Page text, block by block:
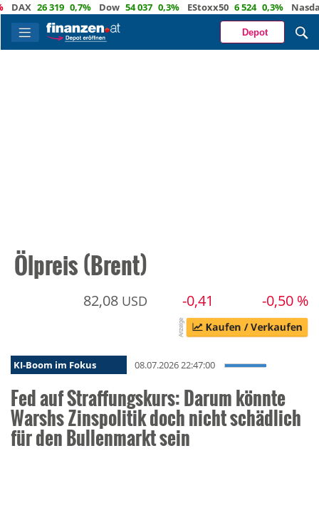
26 319 0,7% Dow 54 037 0,3% EStoxx50 6 524 0,3% Nasdaq 29
Depot
Ölpreis (Brent)
82,08 USD -0,41 -0,50 %
KI-Boom im Fokus 08.07.2026 22:47:00
Fed auf Straffungskurs: Darum könnte
Warshs Zinspolitik doch nicht schädlich
für den Bullenmarkt sein